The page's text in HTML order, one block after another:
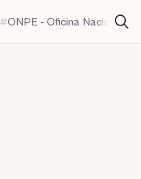
ONPE - Oficina Nacional